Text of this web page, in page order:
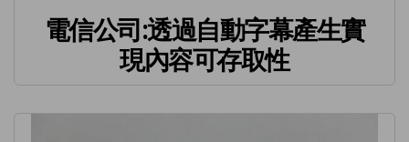
電信公司:透過自動字幕產生實
現內容可存取性